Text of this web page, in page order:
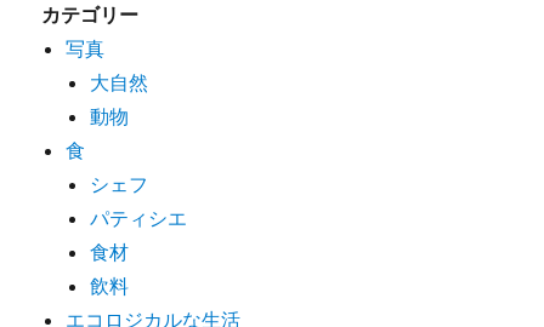
カテゴリー
写真
大自然
動物
食
シェフ
パティシエ
食材
飲料
エコロジカルな生活